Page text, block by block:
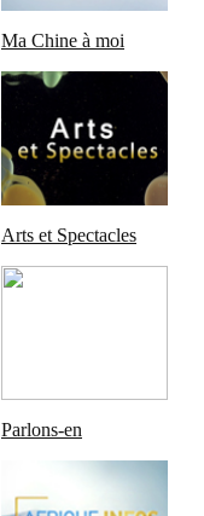
Ma Chine à moi
Arts et Spectacles
Parlons-en